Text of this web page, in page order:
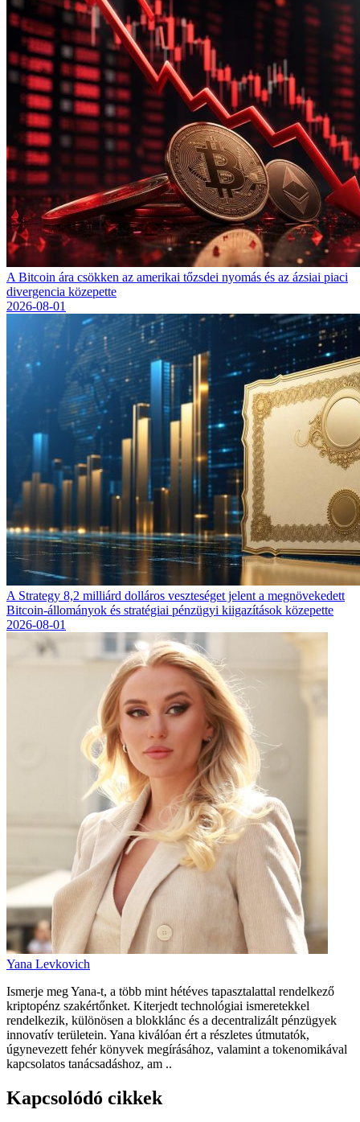
A Bitcoin ára csökken az amerikai tőzsdei nyomás és az ázsiai piaci
divergencia közepette
2026-08-01
A Strategy 8,2 milliárd dolláros veszteséget jelent a megnövekedett
Bitcoin-állományok és stratégiai pénzügyi kiigazítások közepette
2026-08-01
Yana Levkovich
Ismerje meg Yana-t, a több mint hétéves tapasztalattal rendelkező
kriptopénz szakértőnket. Kiterjedt technológiai ismeretekkel
rendelkezik, különösen a blokklánc és a decentralizált pénzügyek
innovatív területein. Yana kiválóan ért a részletes útmutatók,
úgynevezett fehér könyvek megírásához, valamint a tokenomikával
kapcsolatos tanácsadáshoz, am ..
Kapcsolódó cikkek